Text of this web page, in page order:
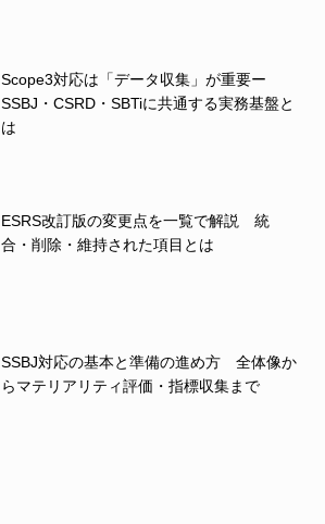
Scope3対応は「データ収集」が重要ー
SSBJ・CSRD・SBTiに共通する実務基盤と
は
ESRS改訂版の変更点を一覧で解説 統
合・削除・維持された項目とは
SSBJ対応の基本と準備の進め方 全体像か
らマテリアリティ評価・指標収集まで